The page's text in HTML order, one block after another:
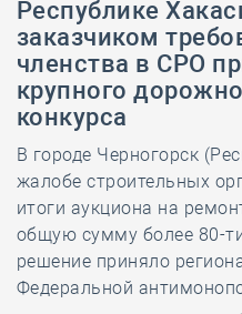
Республике
заказчиком
членства в СРО
крупного
конкурса
В городе Черногорск
жалобе строительных
итоги аукциона на
общую сумму более 80-
решение приняло
Федеральной